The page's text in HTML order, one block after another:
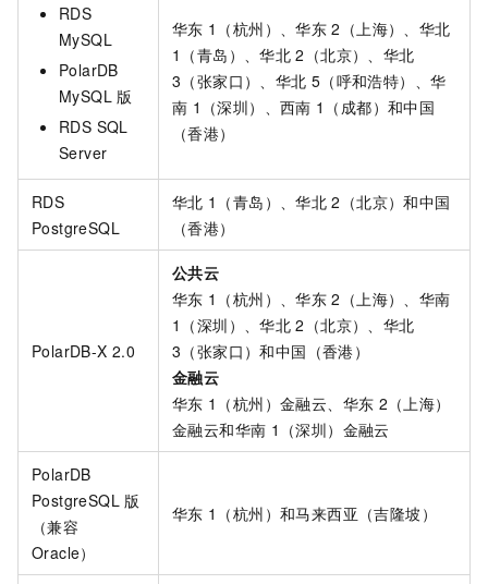
RDS
MySQL
PolarDB
MySQL 版
RDS SQL
Server
华东 1（杭州）、华东 2（上海）、华北
1（青岛）、华北 2（北京）、华北
3（张家口）、华北 5（呼和浩特）、华
南 1（深圳）、西南 1（成都）和中国
（香港）
RDS
PostgreSQL
华北 1（青岛）、华北 2（北京）和中国
（香港）
PolarDB-X 2.0
公共云
华东 1（杭州）、华东 2（上海）、华南
1（深圳）、华北 2（北京）、华北
3（张家口）和中国（香港）
金融云
华东 1（杭州）金融云、华东 2（上海）
金融云和华南 1（深圳）金融云
PolarDB
PostgreSQL 版
（兼容
Oracle）
华东 1（杭州）和马来西亚（吉隆坡）